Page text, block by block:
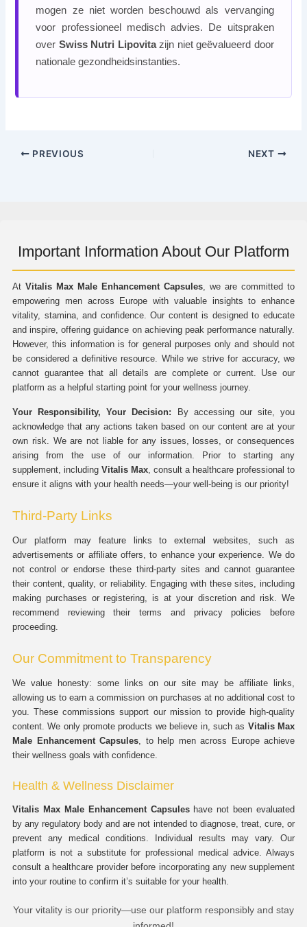
mogen ze niet worden beschouwd als vervanging
voor professioneel medisch advies. De uitspraken
over Swiss Nutri Lipovitazijn niet geëvalueerd door
nationale gezondheidsinstanties.
PREVIOUS NEXT
Important Information About Our Platform
At Vitalis Max Male Enhancement Capsules, we are committed to
empowering men across Europe with valuable insights to enhance
vitality, stamina, and confidence. Our content is designed to educate
and inspire, offering guidance on achieving peak performance naturally.
However, this information is for general purposes only and should not
be considered a definitive resource. While we strive for accuracy, we
cannot guarantee that all details are complete or current. Use our
platform as a helpful starting point for your wellness journey.
Your Responsibility, Your Decision: By accessing our site, you
acknowledge that any actions taken based on our content are at your
own risk. We are not liable for any issues, losses, or consequences
arising from the use of our information. Prior to starting any
supplement, including Vitalis Max, consult a healthcare professional to
ensure it aligns with your health needs—your well-being is our priority!
Third-Party Links
Our platform may feature links to external websites, such as
advertisements or affiliate offers, to enhance your experience. We do
not control or endorse these third-party sites and cannot guarantee
their content, quality, or reliability. Engaging with these sites, including
making purchases or registering, is at your discretion and risk. We
recommend reviewing their terms and privacy policies before
proceeding.
Our Commitment to Transparency
We value honesty: some links on our site may be affiliate links,
allowing us to earn a commission on purchases at no additional cost to
you. These commissions support our mission to provide high-quality
content. We only promote products we believe in, such as Vitalis Max
Male Enhancement Capsules, to help men across Europe achieve
their wellness goals with confidence.
Health & Wellness Disclaimer
Vitalis Max Male Enhancement Capsuleshave not been evaluated
by any regulatory body and are not intended to diagnose, treat, cure, or
prevent any medical conditions. Individual results may vary. Our
platform is not a substitute for professional medical advice. Always
consult a healthcare provider before incorporating any new supplement
into your routine to confirm it’s suitable for your health.
Your vitality is our priority—use our platform responsibly and stay